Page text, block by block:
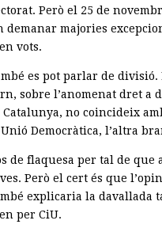
Però el 25 de
demanar majories
vots.
es pot parlar de
sobre l’anomenat dret a
no coincideix
Democràtica, l’altra
de flaquesa per tal de que
Però el cert és que
explicaria la davallada
per CiU.